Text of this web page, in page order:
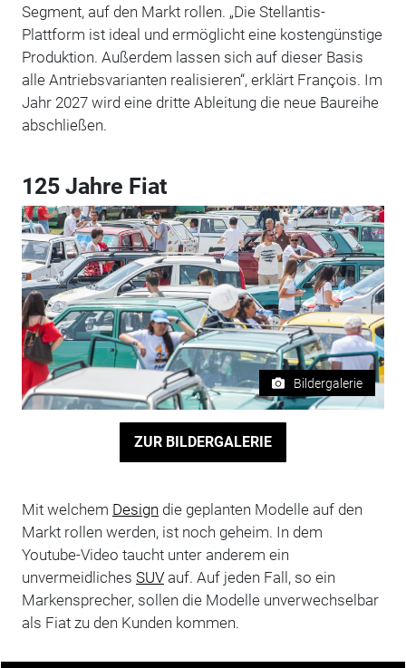
Segment, auf den Markt rollen. „Die Stellantis-
Plattform ist ideal und ermöglicht eine kostengünstige
Produktion. Außerdem lassen sich auf dieser Basis
alle Antriebsvarianten realisieren“, erklärt François. Im
Jahr 2027 wird eine dritte Ableitung die neue Baureihe
abschließen.
125 Jahre Fiat
Bildergalerie
ZUR BILDERGALERIE
Mit welchem Design die geplanten Modelle auf den
Markt rollen werden, ist noch geheim. In dem
Youtube-Video taucht unter anderem ein
unvermeidliches SUVauf. Auf jeden Fall, so ein
Markensprecher, sollen die Modelle unverwechselbar
als Fiat zu den Kunden kommen.